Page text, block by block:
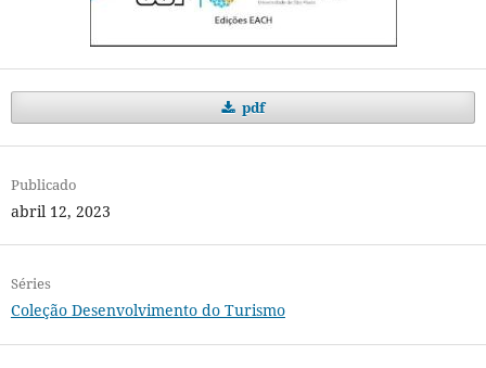
pdf
Publicado
abril 12, 2023
Séries
Coleção Desenvolvimento do Turismo